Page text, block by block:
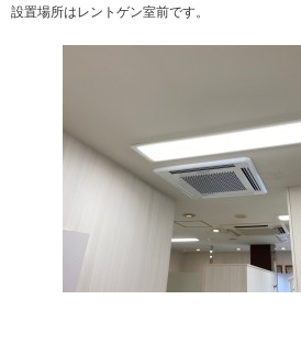
設置場所はレントゲン室前です。